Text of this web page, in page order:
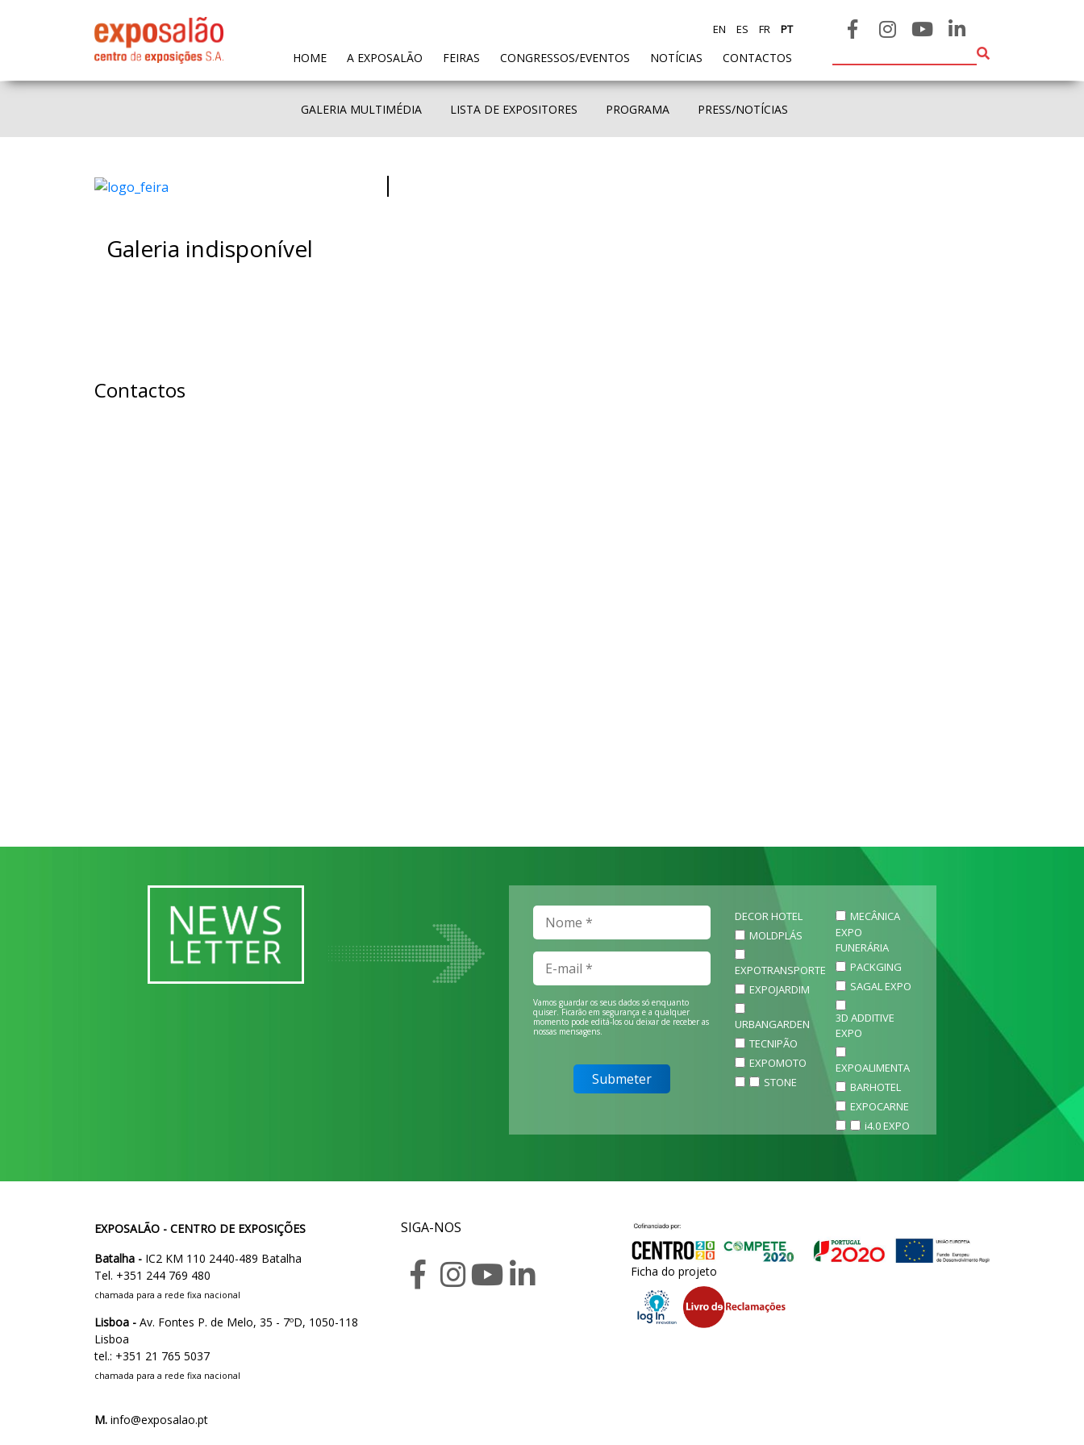
HOME(CURRENT)
A EXPOSALÃO FEIRAS CONGRESSOS/EVENTOS NOTÍCIAS CONTACTOS
EN ES FR PT
GALERIA MULTIMÉDIA LISTA DE EXPOSITORES PROGRAMA PRESS/NOTÍCIAS
Galeria indisponível
Contactos
Vamos guardar os seus dados só enquanto
quiser. Ficarão em segurança e a qualquer
momento pode editá-los ou deixar de receber as
nossas mensagens.
DECOR HOTEL
MOLDPLÁS
EXPOTRANSPORTE
EXPOJARDIM
URBANGARDEN
TECNIPÃO
EXPOMOTO
STONE
MECÂNICA
EXPO
FUNERÁRIA
PACKGING
SAGAL EXPO
3D ADDITIVE
EXPO
EXPOALIMENTA
BARHOTEL
EXPOCARNE
i4.0 EXPO
EXPOSALÃO - CENTRO DE EXPOSIÇÕES
Batalha - IC2 KM 110 2440-489 Batalha
Tel. +351 244 769 480
chamada para a rede fixa nacional
Lisboa - Av. Fontes P. de Melo, 35 - 7ºD, 1050-118
Lisboa
tel.: +351 21 765 5037
chamada para a rede fixa nacional
M. info@exposalao.pt
SIGA-NOS
Ficha do projeto